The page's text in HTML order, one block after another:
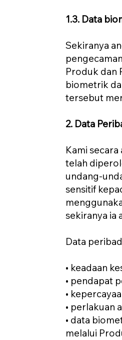
1.3. Data
Sekiranya
Produk dan
biometrik
tersebut
2. Data
Kami
telah
undang-
sensitif
sekiranya ia
Data
• keadaan
• pendapat
•
• perlakuan
• data
melalui